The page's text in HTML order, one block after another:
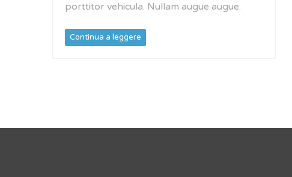
porttitor vehicula. Nullam augue augue.
Continua a leggere